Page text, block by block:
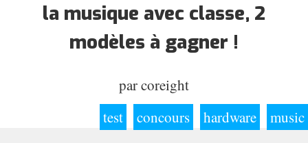
la musique avec classe, 2
modèles à gagner !
parcoreight
test
concours hardware music